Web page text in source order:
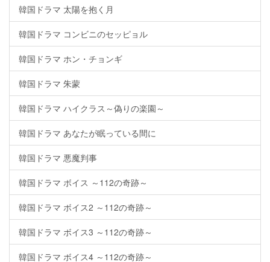
韓国ドラマ 太陽を抱く月
韓国ドラマ コンビニのセッピョル
韓国ドラマ ホン・チョンギ
韓国ドラマ 朱蒙
韓国ドラマ ハイクラス～偽りの楽園～
韓国ドラマ あなたが眠っている間に
韓国ドラマ 悪魔判事
韓国ドラマ ボイス ～112の奇跡～
韓国ドラマ ボイス2 ～112の奇跡～
韓国ドラマ ボイス3 ～112の奇跡～
韓国ドラマ ボイス4 ～112の奇跡～